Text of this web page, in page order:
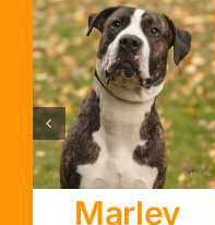
Birdy